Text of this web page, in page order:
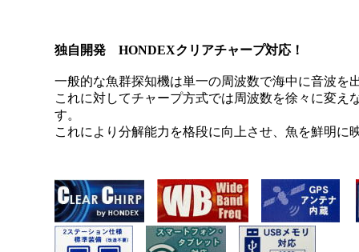
独自開発 HONDEXクリアチャープ対応！
一般的な魚群探知機は単一の周波数で海中に音波を
これに対してチャープ方式では周波数を徐々に変
す。
これにより分解能力を格段に向上させ、魚を鮮明に